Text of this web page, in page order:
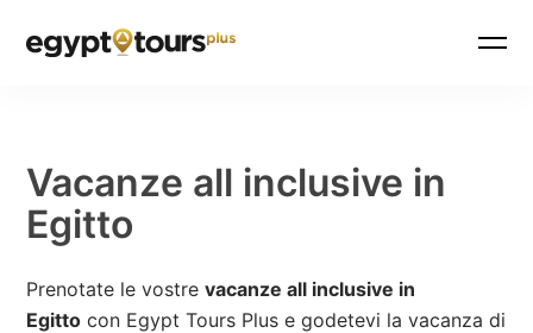
Vacanze all inclusive in
Egitto
Prenotate le vostrevacanze all inclusive in
Egitto con Egypt Tours Plus e godetevi la vacanza di